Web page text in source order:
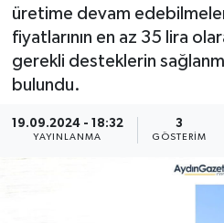
üretime devam
fiyatlarının en az 35 lira
gerekli desteklerin
bulundu.
19.09.2024 - 18:32
YAYINLANMA
3
GÖSTERIM